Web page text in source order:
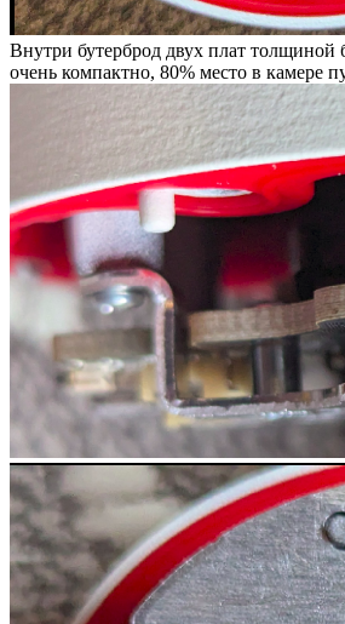
Внутри бутерброд двух плат толщиной
очень компактно, 80% место в камере